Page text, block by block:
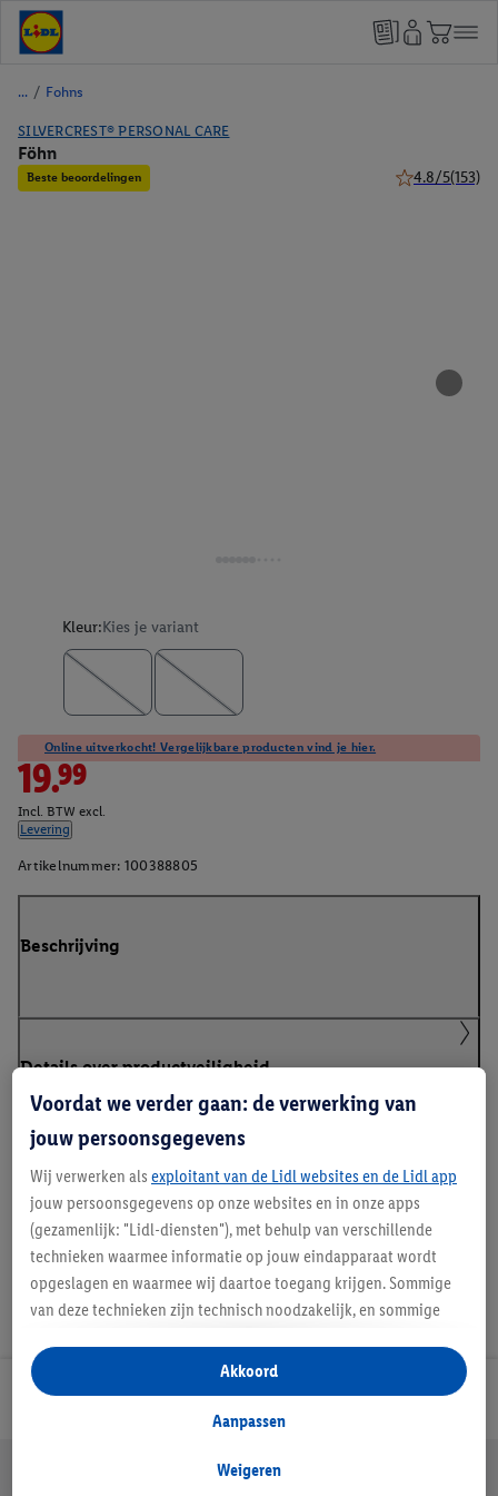
/ Fohns
SILVERCREST® PERSONAL CARE
Föhn
Beste beoordelingen 4.8/5(153)
Kleur:Kies je variant
Online uitverkocht! Vergelijkbare producten vind je hier.
19.99
Incl. BTW excl.
Levering
Artikelnummer: 100388805
Beschrijving
Details over productveiligheid
Handleidingen en downloads
Lidl Nieuwsbrief
Jouw voordelen bij ons als Lidl webshop klant
Voordat we verder gaan: de verwerking van
jouw persoonsgegevens
Wij verwerken als exploitant van de Lidl websites en de Lidl app
jouw persoonsgegevens op onze websites en in onze apps
(gezamenlijk: "Lidl-diensten"), met behulp van verschillende
technieken waarmee informatie op jouw eindapparaat wordt
opgeslagen en waarmee wij daartoe toegang krijgen. Sommige
van deze technieken zijn technisch noodzakelijk, en sommige
opslaan van voorkeursinstellingen, het verzamelen en
analyseren van statistieken of voor het tonen van
gepersonaliseerde reclame binnen en buiten de Lidl-diensten.
gegevens over jouw aankoopgedrag in de winkel ook voor de
Weigeren
Aanpassen
Akkoord